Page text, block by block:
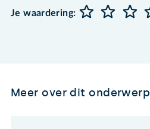
Je waardering:
Meer over dit onderwerp